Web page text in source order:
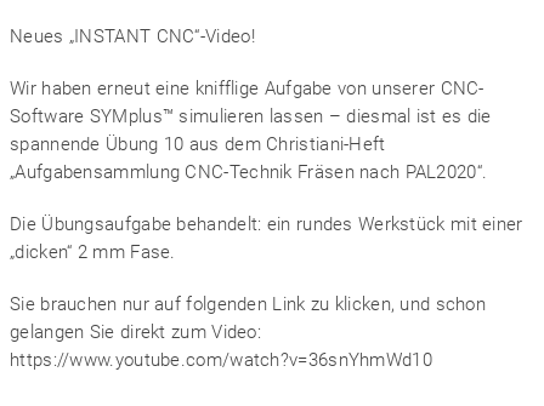
Neues „INSTANT CNC“-Video!
Wir haben erneut eine knifflige Aufgabe von unserer CNC-
Software SYMplus™ simulieren lassen – diesmal ist es die
spannende Übung 10 aus dem Christiani-Heft
„Aufgabensammlung CNC-Technik Fräsen nach PAL2020“.
Die Übungsaufgabe behandelt: ein rundes Werkstück mit einer
„dicken“ 2 mm Fase.
Sie brauchen nur auf folgenden Link zu klicken, und schon
gelangen Sie direkt zum Video:
https://www.youtube.com/watch?v=36snYhmWd10